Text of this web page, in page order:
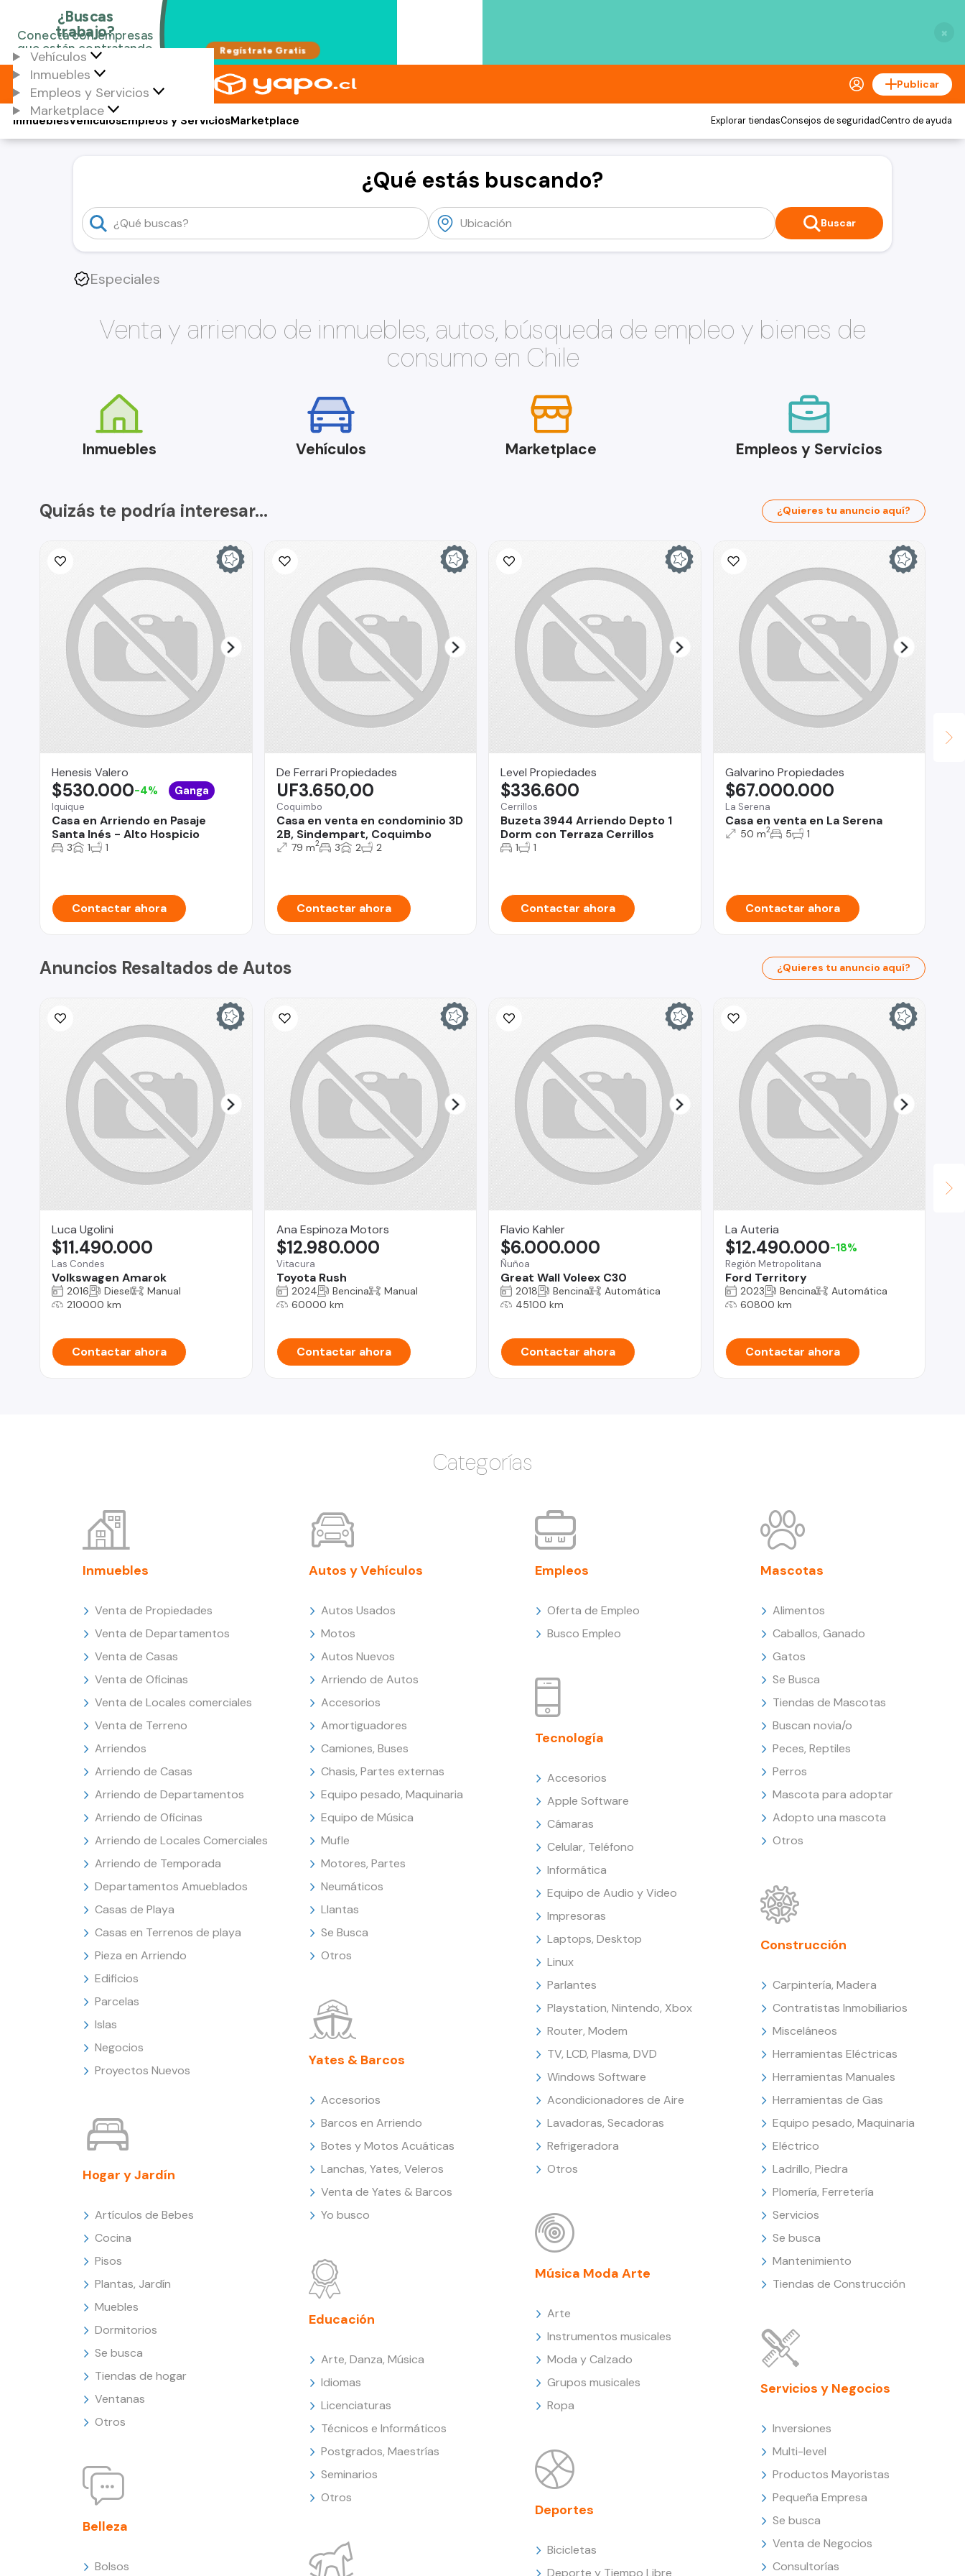
×
Vehículos
Inmuebles
Empleos y Servicios
Marketplace
Publicar
Vehículos
Inmuebles Empleos y ServiciosMarketplace Explorar tiendasConsejos de seguridadCentro de ayuda
¿Qué estás buscando?
Buscar
Especiales
Venta y arriendo de inmuebles, autos, búsqueda de empleo y bienes de
consumo en Chile
Inmuebles Vehículos Marketplace Empleos y Servicios
Quizás te podría interesar... ¿Quieres tu anuncio aquí?
Henesis Valero
Iquique
Casa en Arriendo en Pasaje
Santa Inés - Alto Hospicio
$530.000-4% Ganga
3 1 1
Contactar ahora
De Ferrari Propiedades
Coquimbo
Casa en venta en condominio 3D
2B, Sindempart, Coquimbo
UF3.650,00
79 m2 3 2 2
Contactar ahora
Level Propiedades
Cerrillos
Buzeta 3944 Arriendo Depto 1
Dorm con Terraza Cerrillos
$336.600
1 1
Contactar ahora
Galvarino Propiedades
La Serena
Casa en venta en La Serena
$67.000.000
50 m2 5 1
Contactar ahora
Anuncios Resaltados de Autos ¿Quieres tu anuncio aquí?
Luca Ugolini
Las Condes
Volkswagen Amarok
$11.490.000
2016 Diesel
Manual
210000 km
Contactar ahora
Ana Espinoza Motors
Vitacura
Toyota Rush
$12.980.000
2024 Bencina
Manual
60000 km
Contactar ahora
Flavio Kahler
Ñuñoa
Great Wall Voleex C30
$6.000.000
2018 Bencina
Automática
45100 km
Contactar ahora
La Auteria
Región Metropolitana
Ford Territory
$12.490.000-18%
2023 Bencina
Automática
60800 km
Contactar ahora
La
Categorías
Inmuebles
Venta de Propiedades
Venta de Departamentos
Venta de Casas
Venta de Oficinas
Venta de Locales comerciales
Venta de Terreno
Arriendos
Arriendo de Casas
Arriendo de Departamentos
Arriendo de Oficinas
Arriendo de Locales Comerciales
Arriendo de Temporada
Departamentos Amueblados
Casas de Playa
Casas en Terrenos de playa
Pieza en Arriendo
Edificios
Parcelas
Islas
Negocios
Proyectos Nuevos
Hogar y Jardín
Artículos de Bebes
Cocina
Pisos
Plantas, Jardín
Muebles
Dormitorios
Se busca
Tiendas de hogar
Ventanas
Otros
Belleza
Bolsos
Autos y Vehículos
Autos Usados
Motos
Autos Nuevos
Arriendo de Autos
Accesorios
Amortiguadores
Camiones, Buses
Chasis, Partes externas
Equipo pesado, Maquinaria
Equipo de Música
Mufle
Motores, Partes
Neumáticos
Llantas
Se Busca
Otros
Yates & Barcos
Accesorios
Barcos en Arriendo
Botes y Motos Acuáticas
Lanchas, Yates, Veleros
Venta de Yates & Barcos
Yo busco
Educación
Arte, Danza, Música
Idiomas
Licenciaturas
Técnicos e Informáticos
Postgrados, Maestrías
Seminarios
Otros
Empleos
Oferta de Empleo
Busco Empleo
Tecnología
Accesorios
Apple Software
Cámaras
Celular, Teléfono
Informática
Equipo de Audio y Video
Impresoras
Laptops, Desktop
Linux
Parlantes
Playstation, Nintendo, Xbox
Router, Modem
TV, LCD, Plasma, DVD
Windows Software
Acondicionadores de Aire
Lavadoras, Secadoras
Refrigeradora
Otros
Música Moda Arte
Arte
Instrumentos musicales
Moda y Calzado
Grupos musicales
Ropa
Deportes
Bicicletas
Deporte y Tiempo Libre
Mascotas
Alimentos
Caballos, Ganado
Gatos
Se Busca
Tiendas de Mascotas
Buscan novia/o
Peces, Reptiles
Perros
Mascota para adoptar
Adopto una mascota
Otros
Construcción
Carpintería, Madera
Contratistas Inmobiliarios
Misceláneos
Herramientas Eléctricas
Herramientas Manuales
Herramientas de Gas
Equipo pesado, Maquinaria
Eléctrico
Ladrillo, Piedra
Plomería, Ferretería
Servicios
Se busca
Mantenimiento
Tiendas de Construcción
Servicios y Negocios
Inversiones
Multi-level
Productos Mayoristas
Pequeña Empresa
Se busca
Venta de Negocios
Consultorías